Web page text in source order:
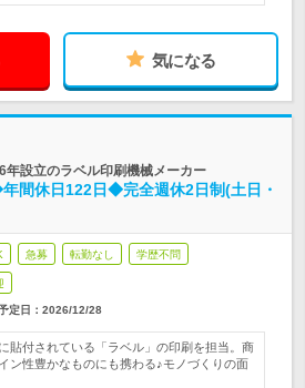
気になる
年設立のラベル印刷機械メーカー
間休日122日◆完全週休2日制(土日・
急募 転勤なし 学歴不問
定日： 2026/12/28
貼付されている「ラベル」の印刷を担当。商
ン性豊かなものにも携わる♪モノづくりの面